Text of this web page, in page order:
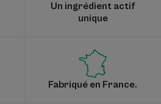
Un ingrédient actif
unique
Fabriqué en France.